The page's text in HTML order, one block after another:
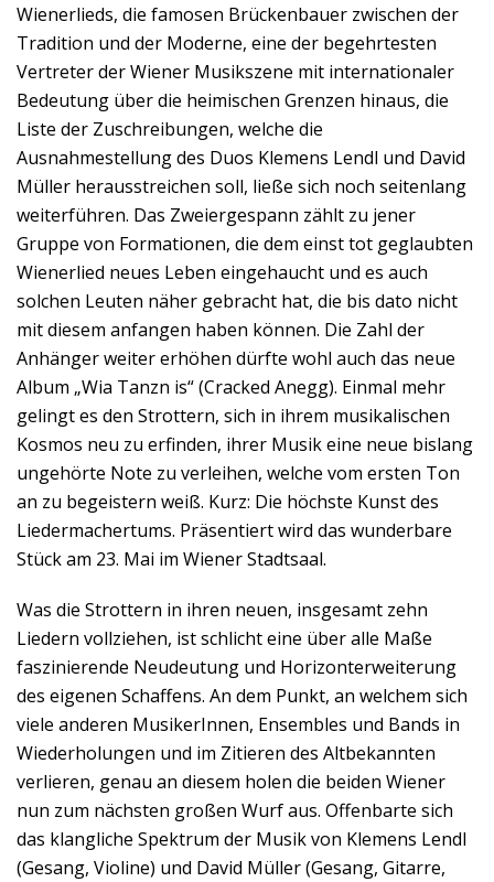
Wienerlieds, die famosen Brückenbauer zwischen der
Tradition und der Moderne, eine der begehrtesten
Vertreter der Wiener Musikszene mit internationaler
Bedeutung über die heimischen Grenzen hinaus, die
Liste der Zuschreibungen, welche die
Ausnahmestellung des Duos Klemens Lendl und David
Müller herausstreichen soll, ließe sich noch seitenlang
weiterführen. Das Zweiergespann zählt zu jener
Gruppe von Formationen, die dem einst tot geglaubten
Wienerlied neues Leben eingehaucht und es auch
solchen Leuten näher gebracht hat, die bis dato nicht
mit diesem anfangen haben können. Die Zahl der
Anhänger weiter erhöhen dürfte wohl auch das neue
Album „Wia Tanzn is“ (Cracked Anegg). Einmal mehr
gelingt es den Strottern, sich in ihrem musikalischen
Kosmos neu zu erfinden, ihrer Musik eine neue bislang
ungehörte Note zu verleihen, welche vom ersten Ton
an zu begeistern weiß. Kurz: Die höchste Kunst des
Liedermachertums. Präsentiert wird das wunderbare
Stück am 23. Mai im Wiener Stadtsaal.
Was die Strottern in ihren neuen, insgesamt zehn
Liedern vollziehen, ist schlicht eine über alle Maße
faszinierende Neudeutung und Horizonterweiterung
des eigenen Schaffens. An dem Punkt, an welchem sich
viele anderen MusikerInnen, Ensembles und Bands in
Wiederholungen und im Zitieren des Altbekannten
verlieren, genau an diesem holen die beiden Wiener
nun zum nächsten großen Wurf aus. Offenbarte sich
das klangliche Spektrum der Musik von Klemens Lendl
(Gesang, Violine) und David Müller (Gesang, Gitarre,